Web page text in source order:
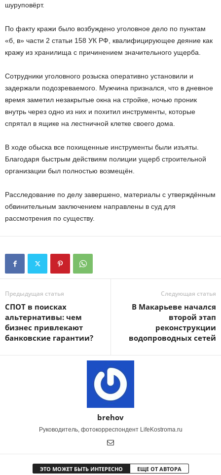
шуруповёрт.
По факту кражи было возбуждено уголовное дело по пунктам
«б, в» части 2 статьи 158 УК РФ, квалифицирующее деяние как
кражу из хранилища с причинением значительного ущерба.
Сотрудники уголовного розыска оперативно установили и
задержали подозреваемого. Мужчина признался, что в дневное
время заметил незакрытые окна на стройке, ночью проник
внутрь через одно из них и похитил инструменты, которые
спрятал в ящике на лестничной клетке своего дома.
В ходе обыска все похищенные инструменты были изъяты.
Благодаря быстрым действиям полиции ущерб строительной
организации был полностью возмещён.
Расследование по делу завершено, материалы с утверждённым
обвинительным заключением направлены в суд для
рассмотрения по существу.
Предыдущая статья
СПОТ в поисках
альтернативы: чем
бизнес привлекают
банковские гарантии?
Следующая статья
В Макарьеве начался
второй этап
реконструкции
водопроводных сетей
brehov
Руководитель, фотокорреспондент LifeKostroma.ru
ЭТО МОЖЕТ БЫТЬ ИНТЕРЕСНО ЕЩЕ ОТ АВТОРА